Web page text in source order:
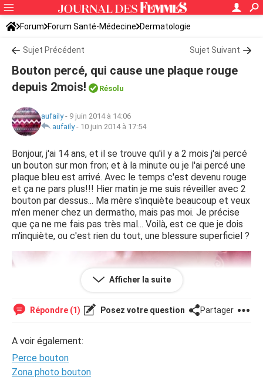
Forum Forum Santé-Médecine Dermatologie
Sujet Précédent Sujet Suivant
Bouton percé, qui cause une plaque rouge
depuis 2mois!
Résolu
aufaily- 9 juin 2014 à 14:06
aufaily- 10 juin 2014 à 17:54
Bonjour, j'ai 14 ans, et il se trouve qu'il y a 2 mois j'ai percé
un bouton sur mon fron; et à la minute ou je l'ai percé une
plaque bleu est arrivé. Avec le temps c'est devenu rouge
et ça ne pars plus!!! Hier matin je me suis réveiller avec 2
bouton par dessus... Ma mère s'inquiète beaucoup et veux
m'en mener chez un dermatho, mais pas moi. Je précise
que ça ne me fais pas très mal... Voilà, est ce que je dois
m'inquiète, ou c'est rien du tout, une blessure superficiel ?
Afficher la suite
Répondre (1) Posez votre question Partager
A voir également:
Perce bouton
Zona photo bouton